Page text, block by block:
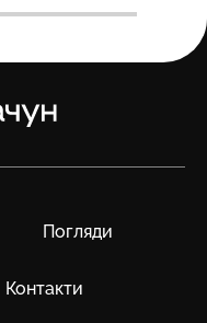
Погляди
Контакти